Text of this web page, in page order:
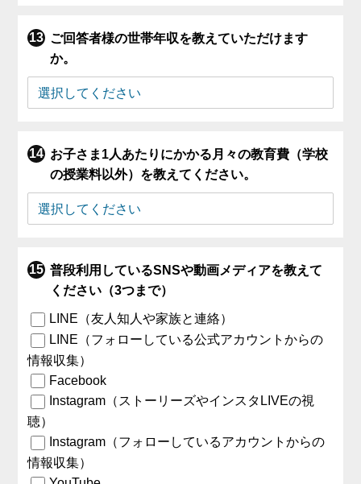
ご回答者様の世帯年収を教えていただけます
か。
お子さま1人あたりにかかる月々の教育費（学校
の授業料以外）を教えてください。
普段利用しているSNSや動画メディアを教えて
ください（3つまで）
LINE（友人知人や家族と連絡）
LINE（フォローしている公式アカウントからの
情報収集）
Facebook
Instagram（ストーリーズやインスタLIVEの視
聴）
Instagram（フォローしているアカウントからの
情報収集）